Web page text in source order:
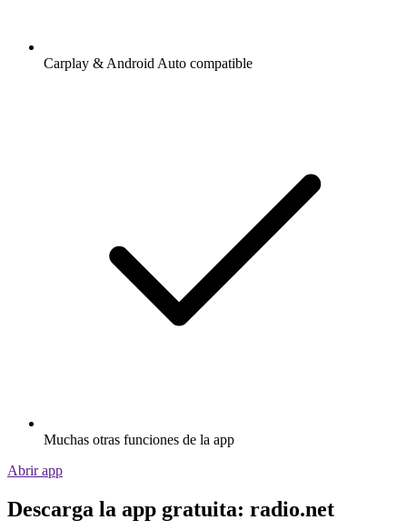
Carplay & Android Auto compatible
Muchas otras funciones de la app
Abrir app
Descarga la app gratuita: radio.net